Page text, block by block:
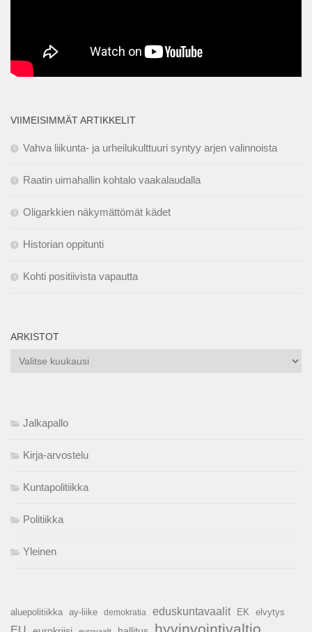
VIIMEISIMMÄT ARTIKKELIT
Vahva liikunta- ja urheilukulttuuri syntyy arjen valinnoista
Raatin uimahallin kohtalo vaakalaudalla
Oligarkkien näkymättömät kädet
Historian oppitunti
Kohti positiivista vapautta
ARKISTOT
Arkistot
Jalkapallo
Kirja-arvostelu
Kuntapolitiikka
Politiikka
Yleinen
aluepolitiikka ay-liike demokratia eduskuntavaalit EK elvytys